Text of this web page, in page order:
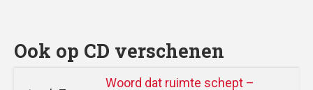
Ook op CD verschenen
Woord dat ruimte schept –